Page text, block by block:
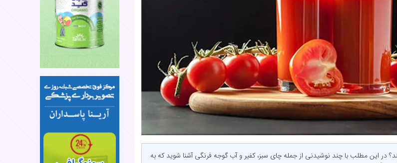
در این مطلب با چند نوشیدنی از جمله چای سبز، کفیر و آب گوجه فرنگی آشنا شوید که به